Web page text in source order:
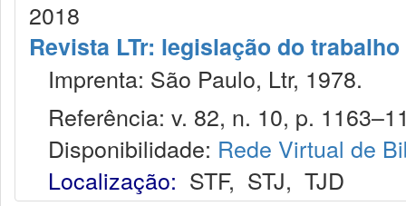
2018
Revista LTr: legislação do trabalho
Imprenta: São Paulo, Ltr, 1978.
Referência: v. 82, n. 10, p.
Disponibilidade: Rede Virtual de
Localização: STF, STJ, TJD